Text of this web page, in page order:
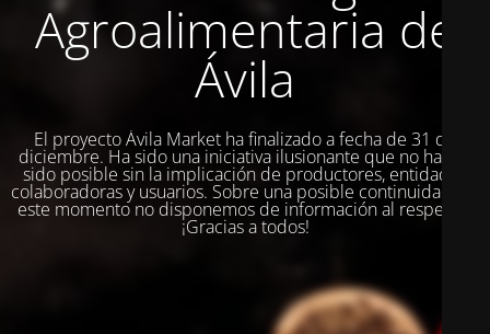
Agroalimentaria de
Ávila
El proyecto Ávila Market ha finalizado a fecha de 31 de
diciembre. Ha sido una iniciativa ilusionante que no habría
sido posible sin la implicación de productores, entidades
colaboradoras y usuarios. Sobre una posible continuidad, en
este momento no disponemos de información al respecto.
¡Gracias a todos!